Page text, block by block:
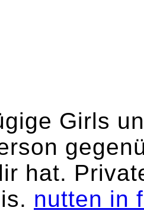
Girls
hat.
nutten in